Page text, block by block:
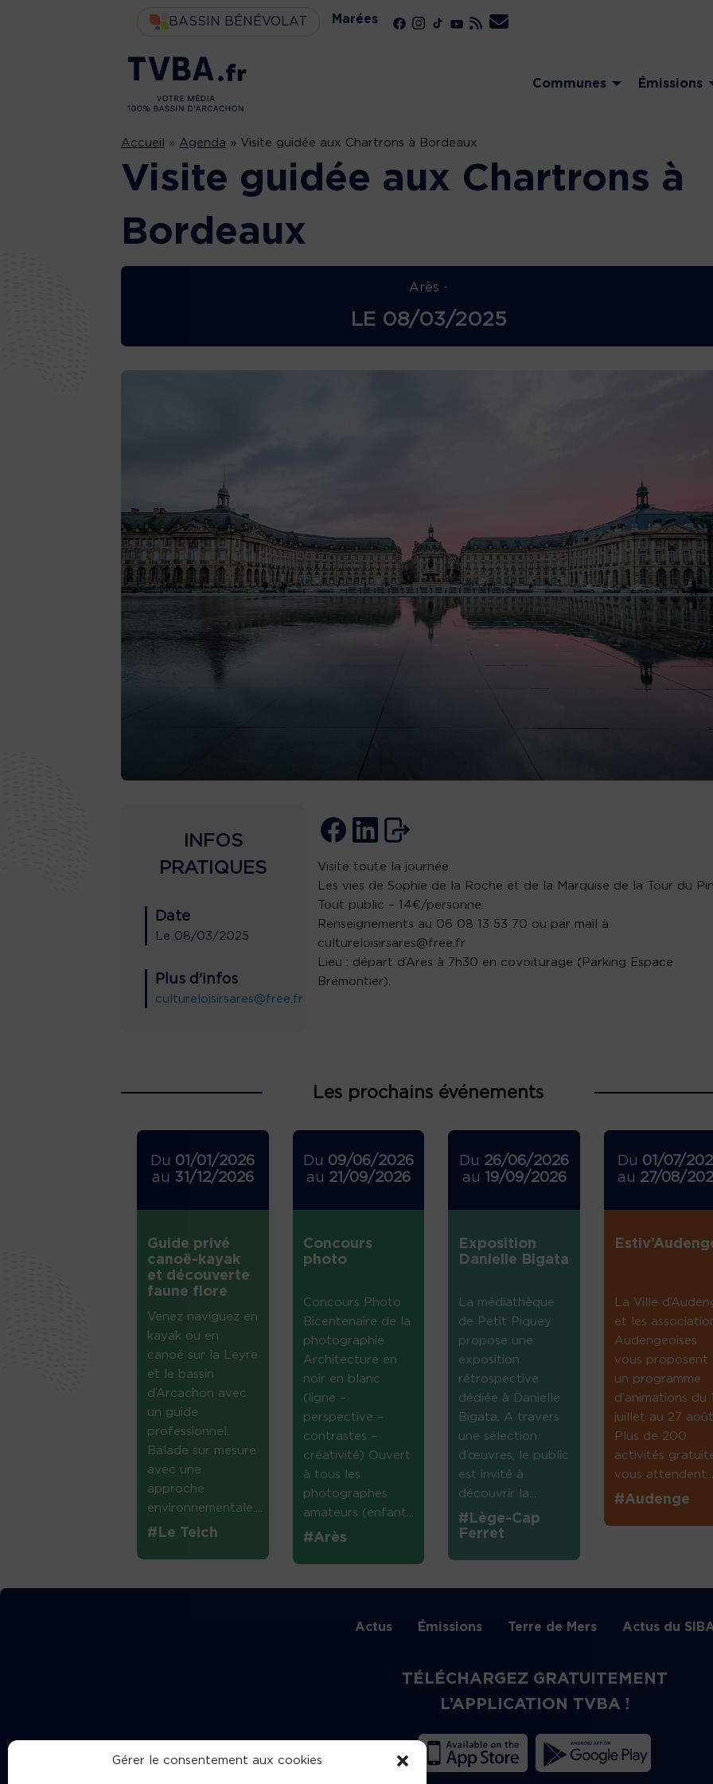
Gérer le consentement aux cookies
BASSIN BÉNÉVOLAT Marées
Communes Émissions
Accueil » Agenda » Visite guidée aux Chartrons à Bordeaux
Visite guidée aux Chartrons à
Bordeaux
Arès -
LE 08/03/2025
INFOS
PRATIQUES
Date
Le 08/03/2025
Plus d'infos
cultureloisirsares@free.fr
Visite toute la journée.
Les vies de Sophie de la Roche et de la Marquise de la Tour du
Tout public – 14€/personne.
Renseignements au 06 08 13 53 70 ou par mail à
cultureloisirsares@free.fr
Lieu : départ d’Arès à 7h30 en covoiturage (Parking Espace
Brémontier).
Les prochains événements
Du 01/01/2026
au 31/12/2026
Guide privé
canoë-kayak
et découverte
faune flore
Venez naviguez en
kayak ou en
canoë sur la Leyre
et le bassin
d’Arcachon avec
un guide
professionnel.
Balade sur mesure
avec une
approche
environnementale....
#Le Teich
Du 09/06/2026
au 21/09/2026
Concours
photo
Concours Photo
Bicentenaire de la
photographie
Architecture en
noir en blanc
(ligne –
perspective –
contrastes –
créativité) Ouvert
à tous les
photographes
amateurs (enfant...
#Arès
Du 26/06/2026
au 19/09/2026
Exposition
Danielle Bigata
La médiathèque
de Petit Piquey
propose une
exposition
rétrospective
dédiée à Danielle
Bigata. A travers
une sélection
d’œuvres, le public
est invité à
découvrir la...
#Lège-Cap
Ferret
Du 01/07/
au 27/08/
La Ville
et les
Audengeoises
vous proposent
un programme
d’animations du
juillet au 27
Plus de 200
activités
vous
#Audenge
Actus Émissions Terre de Mers Actus du
TÉLÉCHARGEZ GRATUITEMENT
L’APPLICATION TVBA !